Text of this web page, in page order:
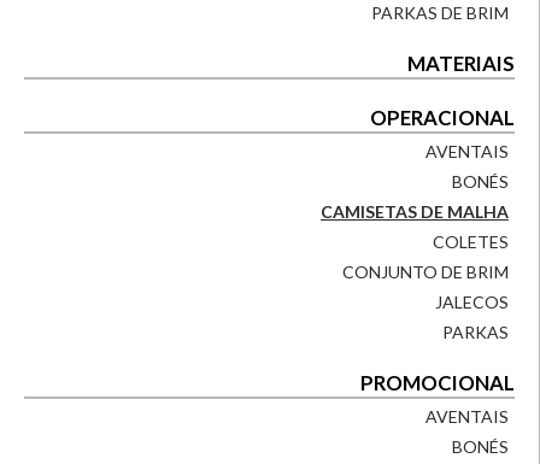
PARKAS DE BRIM
MATERIAIS
OPERACIONAL
AVENTAIS
BONÉS
CAMISETAS DE MALHA
COLETES
CONJUNTO DE BRIM
JALECOS
PARKAS
PROMOCIONAL
AVENTAIS
BONÉS